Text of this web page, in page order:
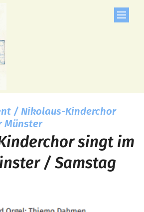
/ Nikolaus-Kinderchor
Münster:
singt im
/ Samstag